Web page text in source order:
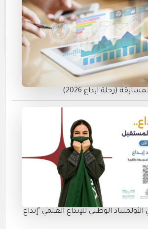
(رحلة ابداع 2026)
الوطني للإبداع العلمي "إبداع